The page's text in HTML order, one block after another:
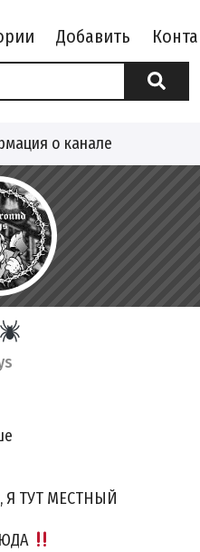
Добавить
о канале
Я ТУТ МЕСТНЫЙ